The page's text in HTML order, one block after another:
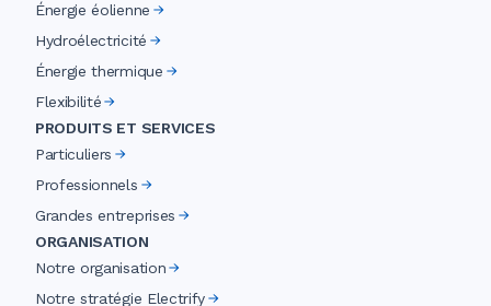
Énergie éolienne
Hydroélectricité
Énergie thermique
Flexibilité
PRODUITS ET SERVICES
Particuliers
Professionnels
Grandes entreprises
ORGANISATION
Notre organisation
Notre stratégie Electrify